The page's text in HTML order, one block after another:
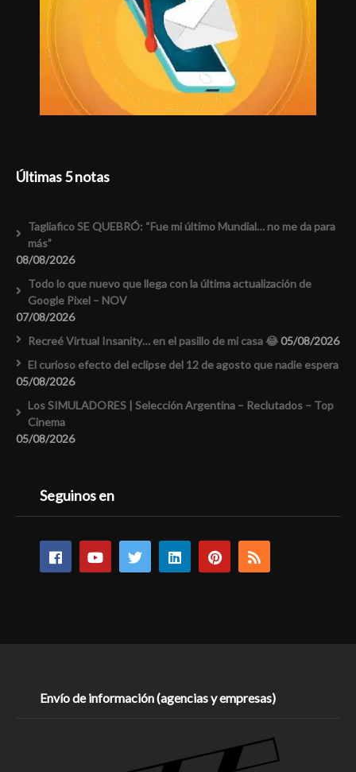
Últimas 5 notas
Tagliafico SE QUEBRÓ: “Fue mi último Mundial… no me da para
más”
08/08/2026
Todo lo que nuevo que llega con la última actualización de
Google Pixel – NOV
07/08/2026
Recreé Virtual Insanity… en el pasillo de mi casa 😂05/08/2026
El curioso efecto del eclipse del 12 de agosto que nadie espera
05/08/2026
Los SIMULADORES | Selección Argentina – Reclutados – Top
Cinema
05/08/2026
Seguinos en
Envío de información (agencias y empresas)